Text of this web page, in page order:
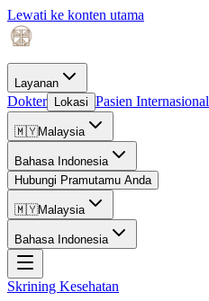
Lewati ke konten utama
Layanan
Dokter Lokasi Pasien Internasional
🇲🇾Malaysia
Bahasa Indonesia
Hubungi Pramutamu Anda
🇲🇾Malaysia
Bahasa Indonesia
Skrining Kesehatan